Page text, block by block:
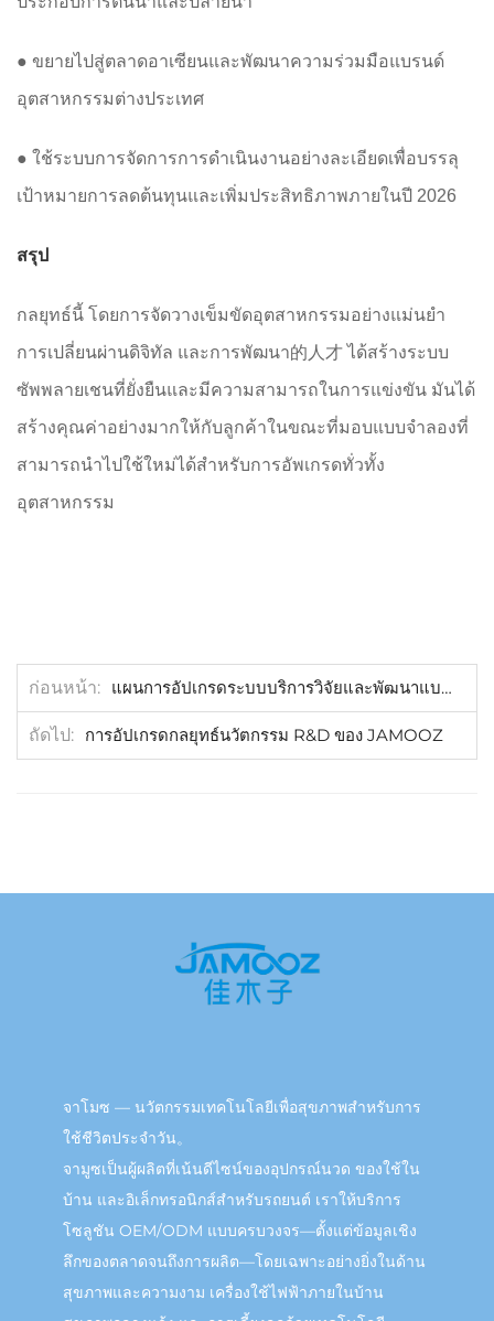
● ขยายไปสู่ตลาดอาเซียนและพัฒนาความร่วมมือแบรนด์
อุตสาหกรรมต่างประเทศ
● ใช้ระบบการจัดการการดำเนินงานอย่างละเอียดเพื่อบรรลุ
เป้าหมายการลดต้นทุนและเพิ่มประสิทธิภาพภายในปี 2026
สรุป
กลยุทธ์นี้ โดยการจัดวางเข็มขัดอุตสาหกรรมอย่างแม่นยำ
การเปลี่ยนผ่านดิจิทัล และการพัฒนา的人才 ได้สร้างระบบ
ซัพพลายเชนที่ยั่งยืนและมีความสามารถในการแข่งขัน มันได้
สร้างคุณค่าอย่างมากให้กับลูกค้าในขณะที่มอบแบบจำลองที่
สามารถนำไปใช้ใหม่ได้สำหรับการอัพเกรดทั่วทั้ง
อุตสาหกรรม
ก่อนหน้า แผนการอัปเกรดระบบบริการวิจัยและพัฒนาแบบกำหนดเองของ JAMOOZ Smart Hardware
ถัดไป การอัปเกรดกลยุทธ์นวัตกรรม R&D ของ JAMOOZ
จาโมซ — นวัตกรรมเทคโนโลยีเพื่อสุขภาพสำหรับการ
ใช้ชีวิตประจำวัน。
จามูซเป็นผู้ผลิตที่เน้นดีไซน์ของอุปกรณ์นวด ของใช้ใน
บ้าน และอิเล็กทรอนิกส์สำหรับรถยนต์ เราให้บริการ
โซลูชัน OEM/ODM แบบครบวงจร—ตั้งแต่ข้อมูลเชิง
ลึกของตลาดจนถึงการผลิต—โดยเฉพาะอย่างยิ่งในด้าน
สุขภาพและความงาม เครื่องใช้ไฟฟ้าภายในบ้าน